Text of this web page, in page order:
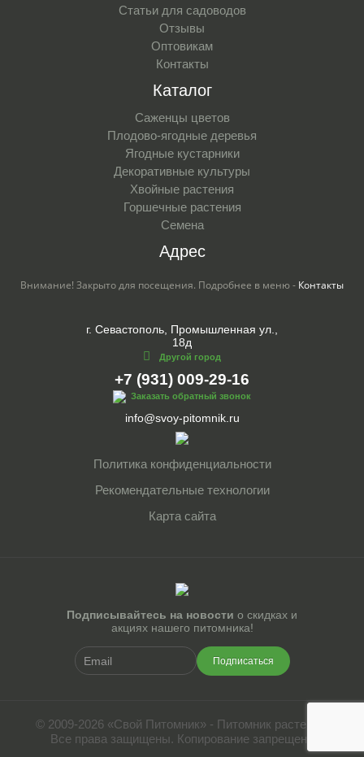
Статьи для садоводов
Отзывы
Оптовикам
Контакты
Каталог
Саженцы цветов
Плодово-ягодные деревья
Ягодные кустарники
Декоративные культуры
Хвойные растения
Горшечные растения
Семена
Адрес
Внимание! Закрыто для посещения. Подробнее в меню - Контакты
г. Севастополь, Промышленная ул.,
18д
Другой город
+7 (931) 009-29-16
Заказать обратный звонок
info@svoy-pitomnik.ru
Политика конфиденциальности
Рекомендательные технологии
Карта сайта
Подписывайтесь на новости о скидках и
акциях нашего питомника!
Подписаться
© 2009-2026 «Свой Питомник» - Питомник растений.
Все права защищены. Копирование запрещено